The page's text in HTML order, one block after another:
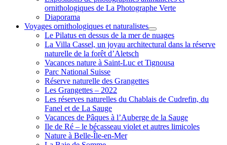
ornithologiques de La Photographe Verte
Diaporama
Voyages ornithologiques et naturalistes
ouvrir
menu
Le Pilatus en dessus de la mer de nuages
La Villa Cassel, un joyau architectural dans la réserve
naturelle de la forêt d’Aletsch
Vacances nature à Saint-Luc et Tignousa
Parc National Suisse
Réserve naturelle des Grangettes
Les Grangettes – 2022
Les réserves naturelles du Chablais de Cudrefin, du
Fanel et de La Sauge
Vacances de Pâques à l’Auberge de la Sauge
Ile de Ré – le bécasseau violet et autres limicoles
Nature à Belle-Île-en-Mer